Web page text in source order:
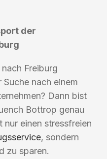
der
Freiburg
nach einem
Dann bist
Bottrop genau
einen stressfreien
, sondern
zu sparen.